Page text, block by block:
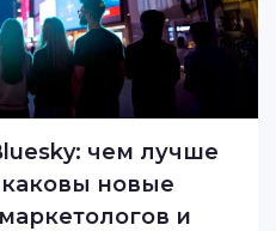
чем лучше
новые
и